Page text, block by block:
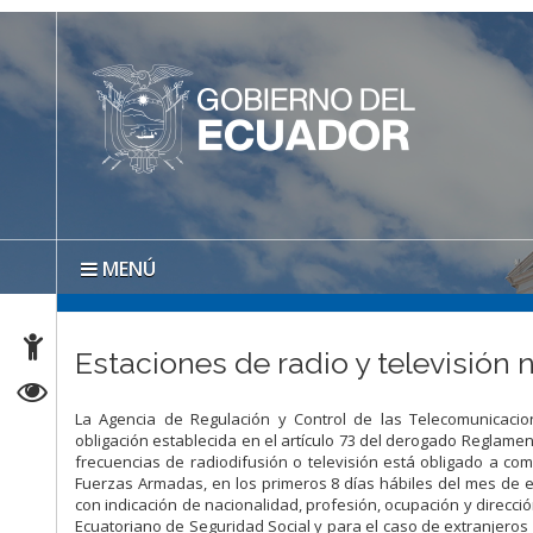
MENÚ
Estaciones de radio y televisión
La Agencia de Regulación y Control de las
obligación establecida en el artículo 73 del derogado
frecuencias de radiodifusión o televisión está obligado a
Fuerzas Armadas, en los primeros 8 días hábiles del mes
con indicación de nacionalidad, profesión, ocupación y
Ecuatoriano de Seguridad Social y para el caso de